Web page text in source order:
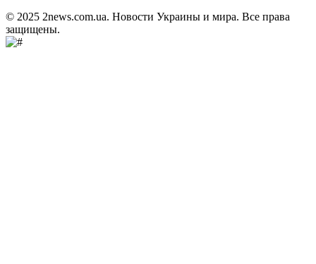
© 2025 2news.com.ua. Новости Украины и мира. Все права
защищены.